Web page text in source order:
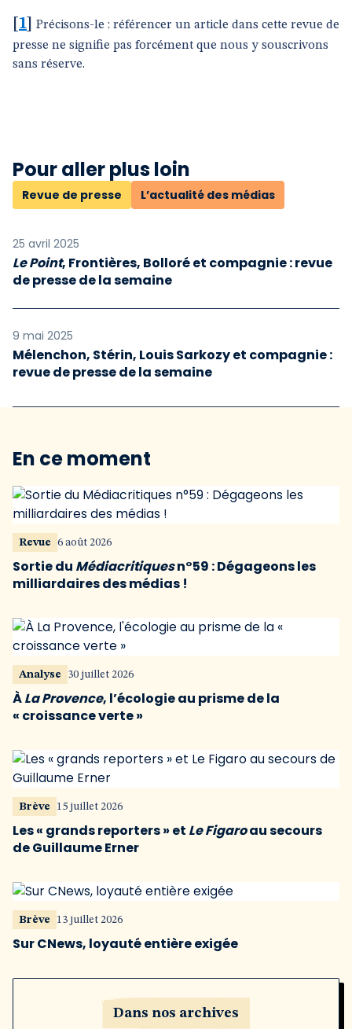
1
Précisons-le : référencer un article dans cette revue de
presse ne signifie pas forcément que nous y souscrivons
sans réserve.
Pour aller plus loin
Revue de presse L’actualité des médias
25 avril 2025
Le Point, Frontières, Bolloré et compagnie : revue
de presse de la semaine
9 mai 2025
Mélenchon, Stérin, Louis Sarkozy et compagnie :
revue de presse de la semaine
En ce moment
Revue 6 août 2026
Sortie du Médiacritiquesn°59 : Dégageons les
milliardaires des médias !
Analyse 30 juillet 2026
ÀLa Provence, l’écologie au prisme de la
« croissance verte »
Brève 15 juillet 2026
Les « grands reporters » et Le Figaroau secours
de Guillaume Erner
Brève 13 juillet 2026
Sur CNews, loyauté entière exigée
Dans nos archives